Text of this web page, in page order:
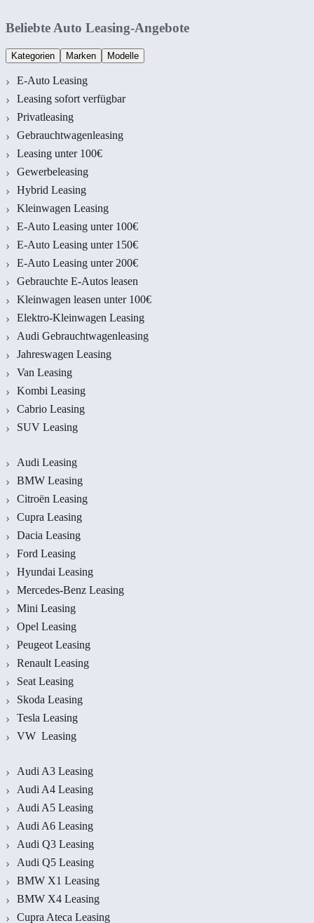
Beliebte Auto Leasing-Angebote
Kategorien Marken Modelle
E-Auto Leasing
Leasing sofort verfügbar
Privatleasing
Gebrauchtwagenleasing
Leasing unter 100€
Gewerbeleasing
Hybrid Leasing
Kleinwagen Leasing
E-Auto Leasing unter 100€
E-Auto Leasing unter 150€
E-Auto Leasing unter 200€
Gebrauchte E-Autos leasen
Kleinwagen leasen unter 100€
Elektro-Kleinwagen Leasing
Audi Gebrauchtwagenleasing
Jahreswagen Leasing
Van Leasing
Kombi Leasing
Cabrio Leasing
SUV Leasing
Audi Leasing
BMW Leasing
Citroën Leasing
Cupra Leasing
Dacia Leasing
Ford Leasing
Hyundai Leasing
Mercedes-Benz Leasing
Mini Leasing
Opel Leasing
Peugeot Leasing
Renault Leasing
Seat Leasing
Skoda Leasing
Tesla Leasing
VW Leasing
Audi A3 Leasing
Audi A4 Leasing
Audi A5 Leasing
Audi A6 Leasing
Audi Q3 Leasing
Audi Q5 Leasing
BMW X1 Leasing
BMW X4 Leasing
Cupra Ateca Leasing